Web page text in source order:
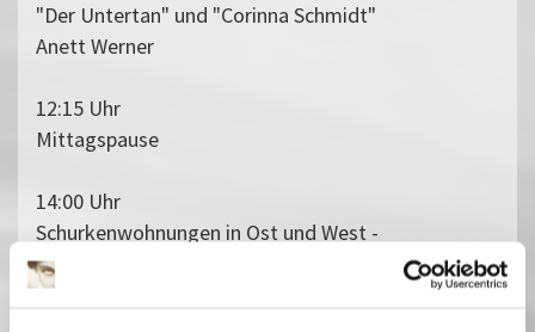
"Der Untertan" und "Corinna Schmidt"
Anett Werner
12:15 Uhr
Mittagspause
14:00 Uhr
Schurkenwohnungen in Ost und West -
Szenographierte Kontrasträume in DEFA-
Spielfilmen